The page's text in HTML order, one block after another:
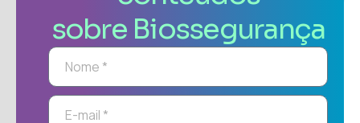
sobre Biossegurança